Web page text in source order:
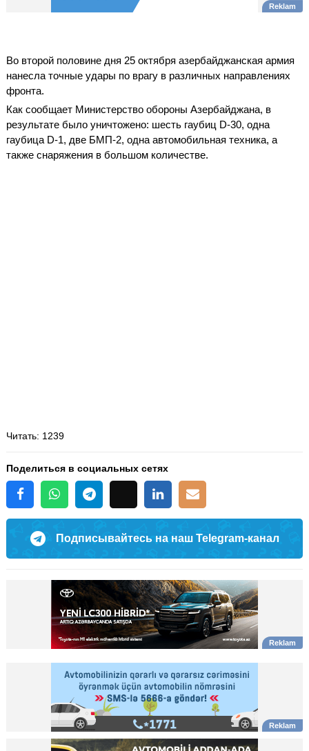
Во второй половине дня 25 октября азербайджанская армия
нанесла точные удары по врагу в различных направлениях
фронта.
Как сообщает Министерство обороны Азербайджана, в
результате было уничтожено: шесть гаубиц D-30, одна
гаубица D-1, две БМП-2, одна автомобильная техника, а
также снаряжения в большом количестве.
Читать: 1239
Поделиться в социальных сетях
Подписывайтесь на наш Telegram-канал